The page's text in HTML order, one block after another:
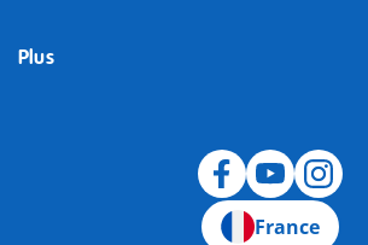
Plus
France